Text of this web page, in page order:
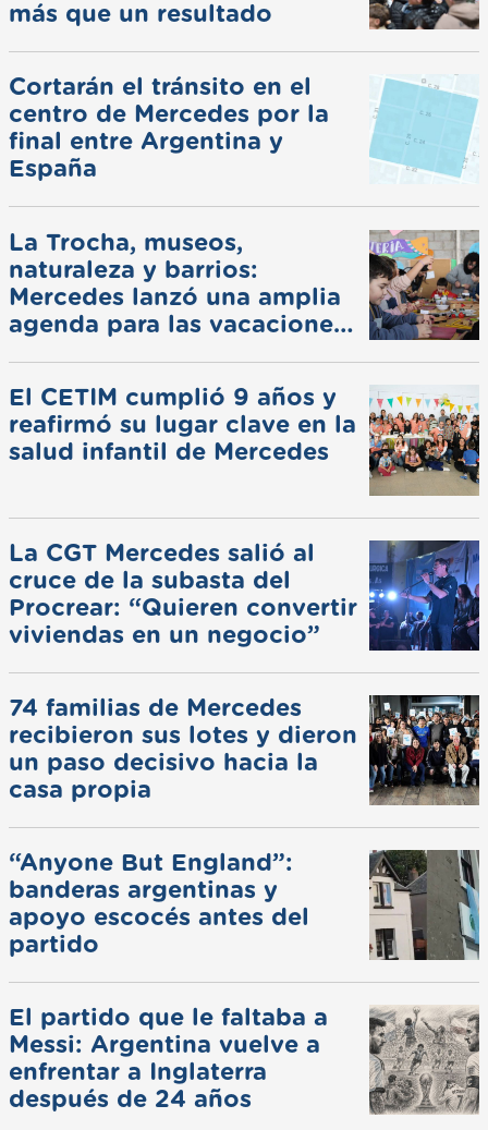
más que un resultado
Cortarán el tránsito en el
centro de Mercedes por la
final entre Argentina y
España
La Trocha, museos,
naturaleza y barrios:
Mercedes lanzó una amplia
agenda para las vacaciones
El CETIM cumplió 9 años y
reafirmó su lugar clave en la
salud infantil de Mercedes
La CGT Mercedes salió al
cruce de la subasta del
Procrear: “Quieren convertir
viviendas en un negocio”
74 familias de Mercedes
recibieron sus lotes y dieron
un paso decisivo hacia la
casa propia
“Anyone But England”:
banderas argentinas y
apoyo escocés antes del
partido
El partido que le faltaba a
Messi: Argentina vuelve a
enfrentar a Inglaterra
después de 24 años